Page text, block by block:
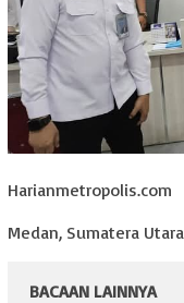
Harianmetropolis.com
Medan, Sumatera Utara
BACAAN LAINNYA